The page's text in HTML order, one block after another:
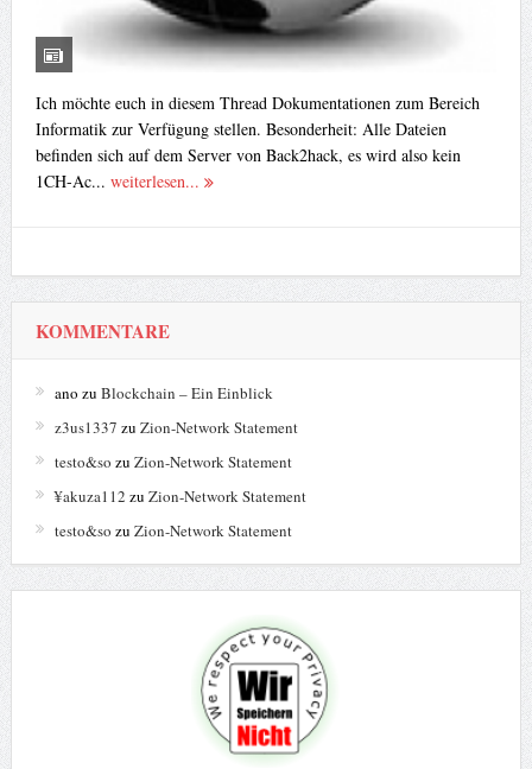
Ich möchte euch in diesem Thread Dokumentationen zum Bereich
Informatik zur Verfügung stellen. Besonderheit: Alle Dateien
befinden sich auf dem Server von Back2hack, es wird also kein
1CH-Ac... weiterlesen...
KOMMENTARE
ano zu Blockchain – Ein Einblick
z3us1337 zu Zion-Network Statement
testo&so zu Zion-Network Statement
¥akuza112 zu Zion-Network Statement
testo&so zu Zion-Network Statement